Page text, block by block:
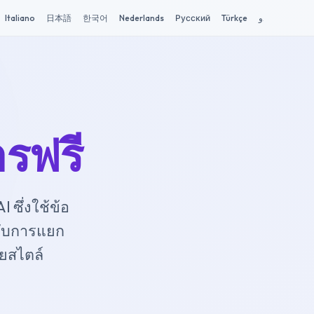
Italiano 日本語 한국어 Nederlands Русский Türkçe اردو
ฟรี
ซึ่งใช้ข้อ
การแยก
สไตล์